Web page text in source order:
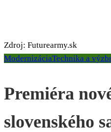
Zdroj: Futurearmy.sk
ModernizáciaTechnika a
Premiéra
slovenského